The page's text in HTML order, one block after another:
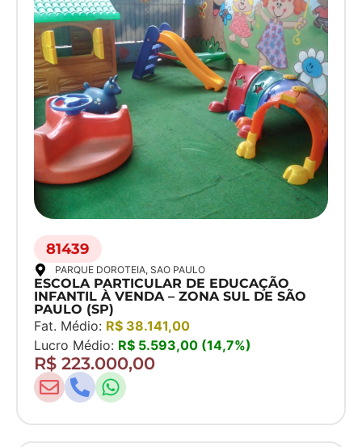
81439
PARQUE DOROTEIA, SAO PAULO
ESCOLA PARTICULAR DE EDUCAÇÃO
INFANTIL À VENDA – ZONA SUL DE SÃO
PAULO (SP)
Fat. Médio: R$ 38.141,00
Lucro Médio: R$ 5.593,00 (14,7%)
R$ 223.000,00